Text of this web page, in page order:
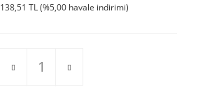
138,51 TL (%5,00 havale indirimi)